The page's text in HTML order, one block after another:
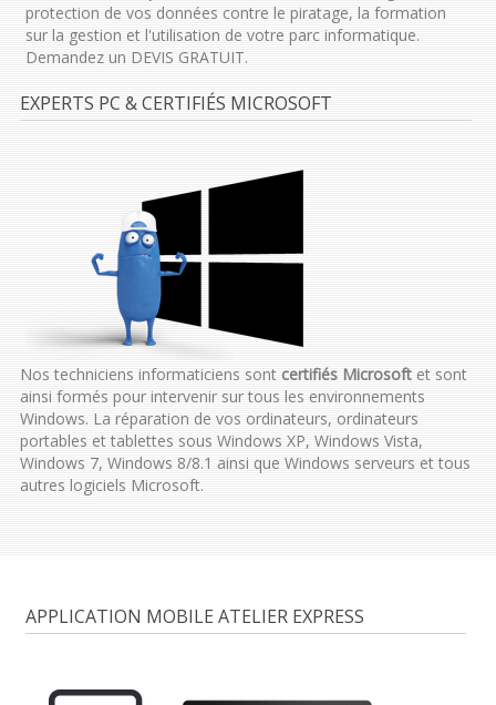
protection de vos données contre le piratage, la formation
sur la gestion et l'utilisation de votre parc informatique.
Demandez un DEVIS GRATUIT.
EXPERTS PC & CERTIFIÉS MICROSOFT
Nos techniciens informaticiens sont certifiés Microsoftet sont
ainsi formés pour intervenir sur tous les environnements
Windows. La réparation de vos ordinateurs, ordinateurs
portables et tablettes sous Windows XP, Windows Vista,
Windows 7, Windows 8/8.1 ainsi que Windows serveurs et tous
autres logiciels Microsoft.
APPLICATION MOBILE ATELIER EXPRESS